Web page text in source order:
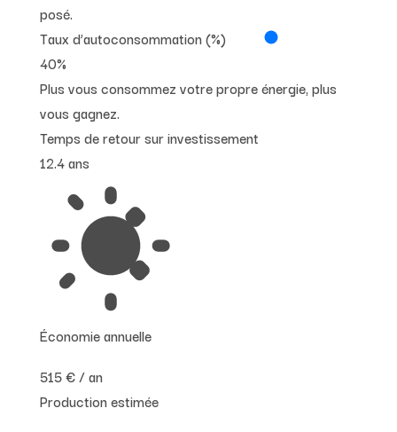
posé.
Taux d’autoconsommation (%)
40%
Plus vous consommez votre propre énergie, plus
vous gagnez.
Temps de retour sur investissement
12.4ans
Économie annuelle
515 € / an
Production estimée